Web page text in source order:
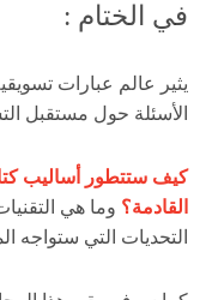
في الختام :
يثير عالم عبارات
الأسئلة حول مستقبل
كيف ستتطور أساليب
القادمة؟ وما هي
التحديات التي ستواجه